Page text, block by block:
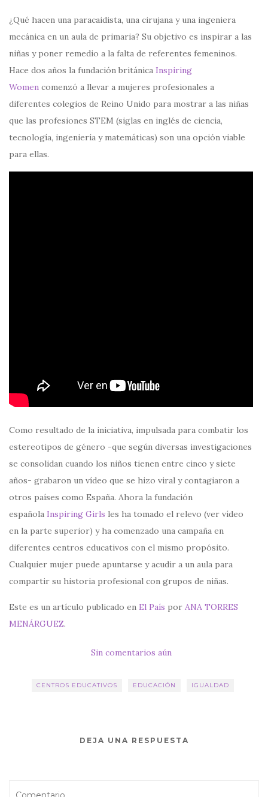
¿Qué hacen una paracaidista, una cirujana y una ingeniera
mecánica en un aula de primaria? Su objetivo es inspirar a las
niñas y poner remedio a la falta de referentes femeninos.
Hace dos años la fundación británica Inspiring
Women comenzó a llevar a mujeres profesionales a
diferentes colegios de Reino Unido para mostrar a las niñas
que las profesiones STEM (siglas en inglés de ciencia,
tecnología, ingeniería y matemáticas) son una opción viable
para ellas.
Como resultado de la iniciativa, impulsada para combatir los
estereotipos de género -que según diversas investigaciones
se consolidan cuando los niños tienen entre cinco y siete
años- grabaron un vídeo que se hizo viral y contagiaron a
otros países como España. Ahora la fundación
española Inspiring Girls les ha tomado el relevo (ver vídeo
en la parte superior) y ha comenzado una campaña en
diferentes centros educativos con el mismo propósito.
Cualquier mujer puede apuntarse y acudir a un aula para
compartir su historia profesional con grupos de niñas.
Este es un artículo publicado en El País por ANA TORRES
MENÁRGUEZ.
Sin comentarios aún
CENTROS EDUCATIVOS EDUCACIÓN IGUALDAD
DEJA UNA RESPUESTA